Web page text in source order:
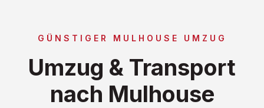
GÜNSTIGER MULHOUSE UMZUG
Umzug & Transport
nach Mulhouse